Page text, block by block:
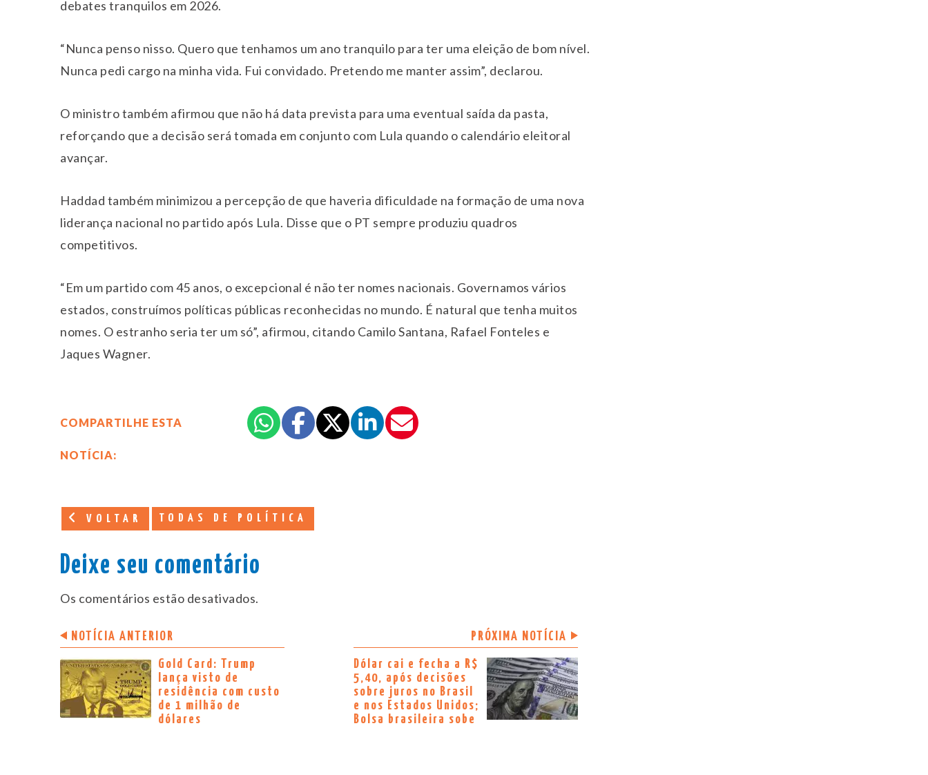
debates tranquilos em 2026.
“Nunca penso nisso. Quero que tenhamos um ano tranquilo para ter uma eleição de bom nível.
Nunca pedi cargo na minha vida. Fui convidado. Pretendo me manter assim”, declarou.
O ministro também afirmou que não há data prevista para uma eventual saída da pasta,
reforçando que a decisão será tomada em conjunto com Lula quando o calendário eleitoral
avançar.
Haddad também minimizou a percepção de que haveria dificuldade na formação de uma nova
liderança nacional no partido após Lula. Disse que o PT sempre produziu quadros
competitivos.
“Em um partido com 45 anos, o excepcional é não ter nomes nacionais. Governamos vários
estados, construímos políticas públicas reconhecidas no mundo. É natural que tenha muitos
nomes. O estranho seria ter um só”, afirmou, citando Camilo Santana, Rafael Fonteles e
Jaques Wagner.
COMPARTILHE ESTA
NOTÍCIA:
VOLTAR TODAS DE POLÍTICA
Deixe seu comentário
Os comentários estão desativados.
NOTÍCIA ANTERIOR
Gold Card: Trump
lança visto de
residência com custo
de 1 milhão de
dólares
PRÓXIMA NOTÍCIA
Dólar cai e fecha a R$
5,40, após decisões
sobre juros no Brasil
e nos Estados Unidos;
Bolsa brasileira sobe